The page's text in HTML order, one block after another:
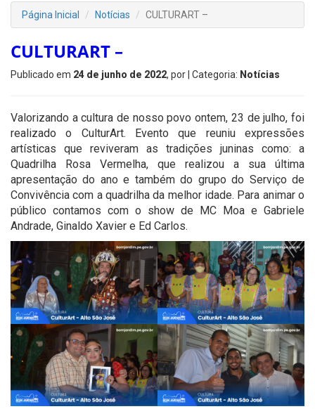
Página Inicial Notícias CULTURART –
CULTURART –
Publicado em 24 de junho de 2022, por | Categoria: Notícias
Valorizando a cultura de nosso povo ontem, 23 de julho, foi
realizado o CulturArt. Evento que reuniu expressões
artísticas que reviveram as tradições juninas como: a
Quadrilha Rosa Vermelha, que realizou a sua última
apresentação do ano e também do grupo do Serviço de
Convivência com a quadrilha da melhor idade. Para animar o
público contamos com o show de MC Moa e Gabriele
Andrade, Ginaldo Xavier e Ed Carlos.